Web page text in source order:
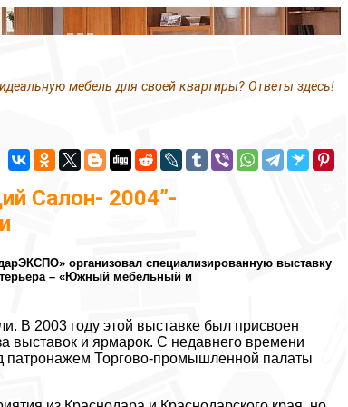
мебель для своей квартиры? Ответы здесь!
Салон- 2004”-
организовал специализированную выставку
– «Южный мебельный и
В 2003 году этой выставке был присвоен
выставок и ярмарок. С недавнего времени
Торгово-промышленной палаты